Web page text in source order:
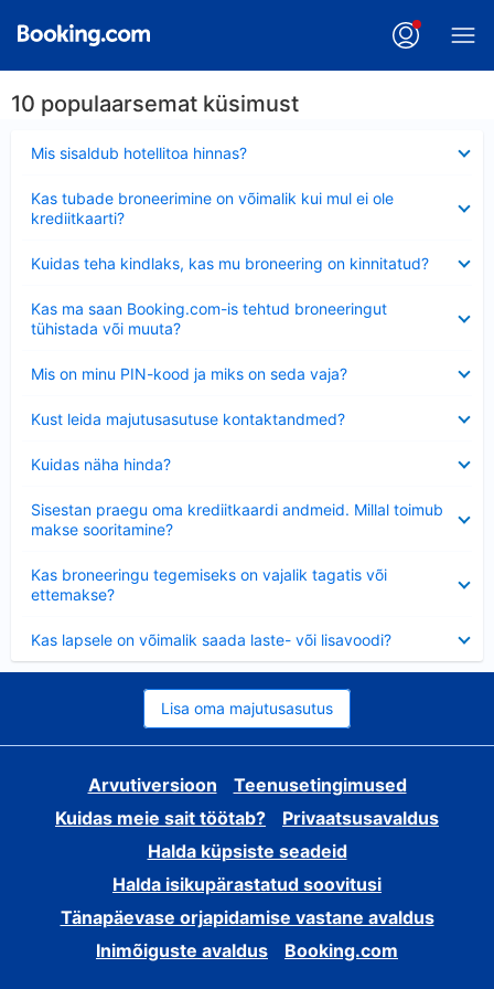
10 populaarsemat küsimust
Mis sisaldub hotellitoa hinnas?
Kas tubade broneerimine on võimalik kui mul ei ole
krediitkaarti?
Kuidas teha kindlaks, kas mu broneering on kinnitatud?
Kas ma saan Booking.com-is tehtud broneeringut
tühistada või muuta?
Mis on minu PIN-kood ja miks on seda vaja?
Kust leida majutusasutuse kontaktandmed?
Kuidas näha hinda?
Sisestan praegu oma krediitkaardi andmeid. Millal toimub
makse sooritamine?
Kas broneeringu tegemiseks on vajalik tagatis või
ettemakse?
Kas lapsele on võimalik saada laste- või lisavoodi?
Lisa oma majutusasutus
Arvutiversioon
Teenusetingimused
Kuidas meie sait töötab?
Privaatsusavaldus
Halda küpsiste seadeid
Halda isikupärastatud soovitusi
Tänapäevase orjapidamise vastane avaldus
Inimõiguste avaldus
Booking.com